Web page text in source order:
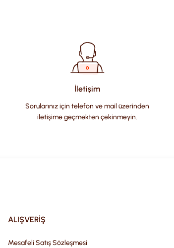
İletişim
Sorularınız için telefon ve mail üzerinden
iletişime geçmekten çekinmeyin.
ALIŞVERİŞ
Mesafeli Satış Sözleşmesi